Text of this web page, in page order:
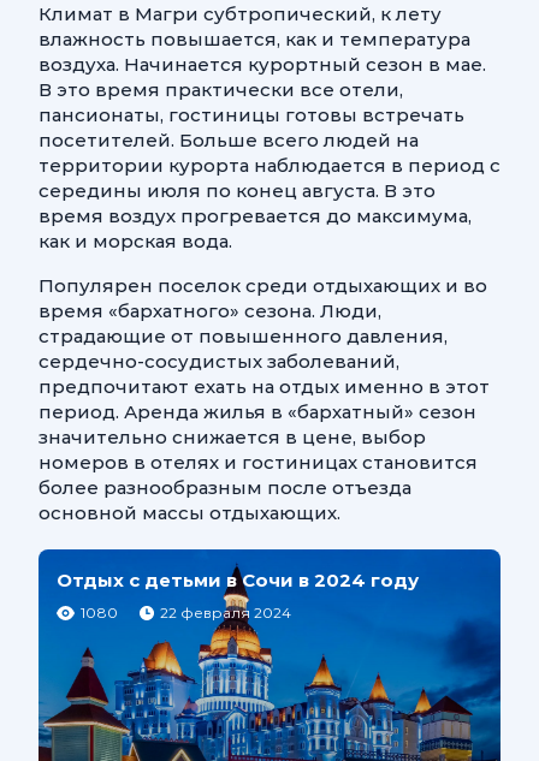
Климат в Магри субтропический, к лету
влажность повышается, как и температура
воздуха. Начинается курортный сезон в мае.
В это время практически все отели,
пансионаты, гостиницы готовы встречать
посетителей. Больше всего людей на
территории курорта наблюдается в период с
середины июля по конец августа. В это
время воздух прогревается до максимума,
как и морская вода.
Популярен поселок среди отдыхающих и во
время «бархатного» сезона. Люди,
страдающие от повышенного давления,
сердечно-сосудистых заболеваний,
предпочитают ехать на отдых именно в этот
период. Аренда жилья в «бархатный» сезон
значительно снижается в цене, выбор
номеров в отелях и гостиницах становится
более разнообразным после отъезда
основной массы отдыхающих.
Отдых с детьми в Сочи в 2024 году
1080 22 февраля 2024